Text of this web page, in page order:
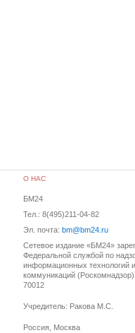
О НАС
БМ24
Тел.: 8(495)211-04-82
Эл. почта: bm@bm24.ru
Сетевое издание «БМ24»
Федеральной службой по
информационных технологий
коммуникаций
70012
Учредитель: Ракова М.С.
Россия, Москва